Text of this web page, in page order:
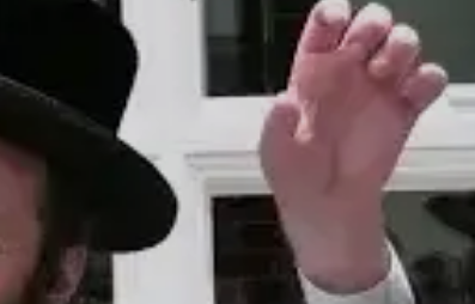
Post Type ›
Youtube
הקדמת הרמב"ם למשנה תורה-yt
כינויים › תורה
כ' סיון ה'תשפ"ג ·
June 9, 2023